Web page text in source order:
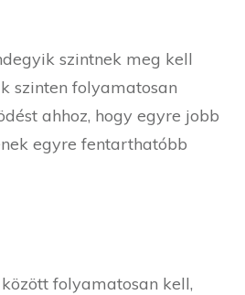
szintnek meg kell
szinten folyamatosan
ahhoz, hogy egyre jobb
egyre fentarthatóbb
folyamatosan kell,